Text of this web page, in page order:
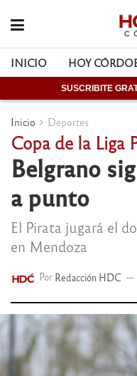
INICIO HOY
SUSCRIBITE
Inicio Deportes
Copa de la Liga
Belgrano
a punto
El Pirata jugará el
en Mendoza
Por Redacción HDC